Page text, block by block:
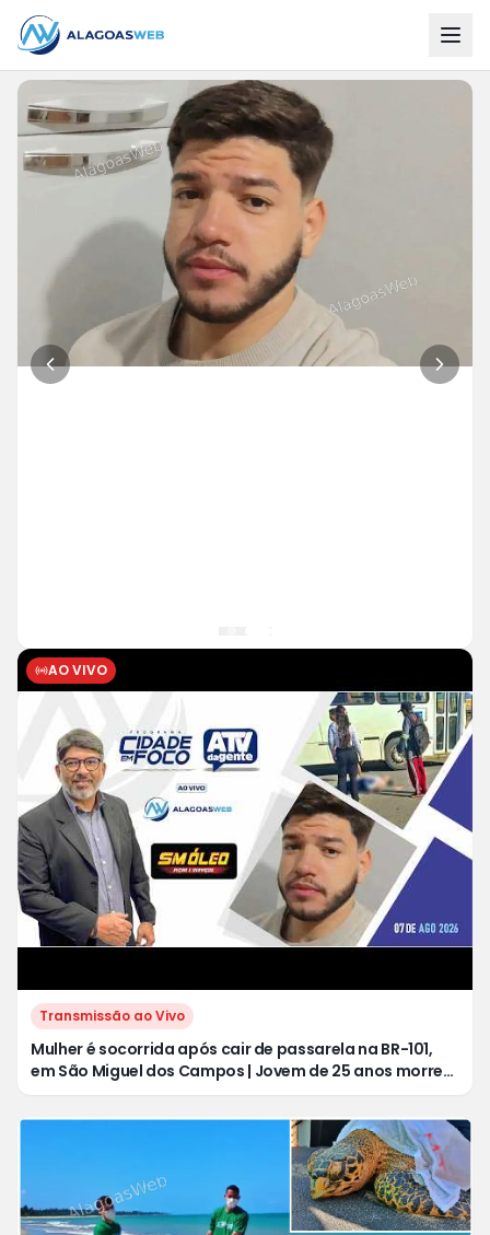
AO VIVO
Transmissão ao Vivo
Mulher é socorrida após cair de passarela na BR-101,
em São Miguel dos Campos | Jovem de 25 anos morre
Campo Alegre